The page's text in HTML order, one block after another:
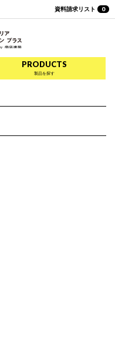
資料請求リスト 0
PRODUCTS
製品を探す